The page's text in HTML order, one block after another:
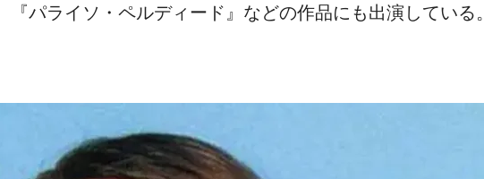
『パライソ・ペルディード』などの作品にも出演している。